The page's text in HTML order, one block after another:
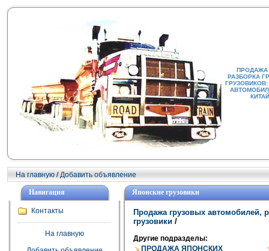
ПРОДАЖА
РАЗБОРКА
На главную /Добавить объявление
Навигация
Контакты
На главную
Японские грузовики
Продажа грузовых автомобилей,
грузовики /
Другие подразделы:
ПРОДАЖА ЯПОНСКИХ